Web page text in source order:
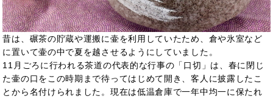
昔は、碾茶の貯蔵や運搬に壷を利用していたため、倉や氷室など
に置いて壷の中で夏を越させるようにしていました。
11月ごろに行われる茶道の代表的な行事の「口切」は、春に閉じ
た壷の口をこの時期まで待ってはじめて開き、客人に披露したこ
とから名付けられました。現在は低温倉庫で一年中均一に保たれ